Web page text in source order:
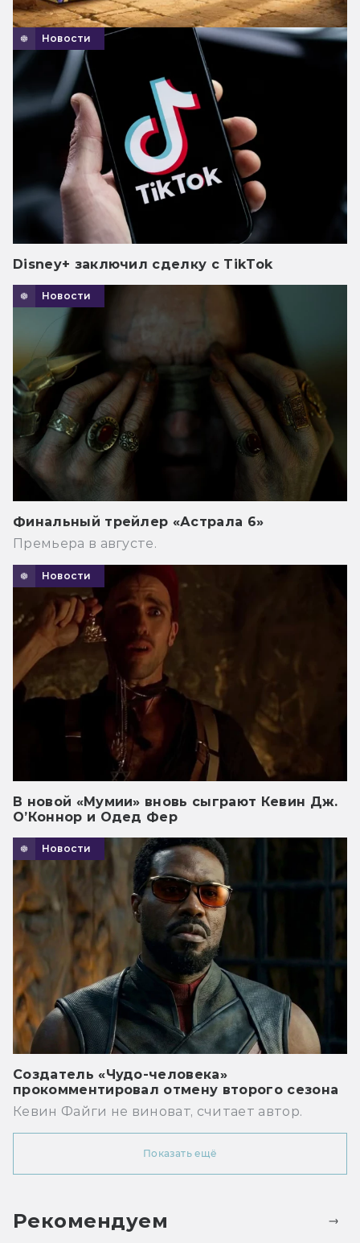
Новости
Disney+ заключил сделку с TikTok
Новости
Финальный трейлер «Астрала 6»
Премьера в августе.
Новости
В новой «Мумии» вновь сыграют Кевин Дж.
О’Коннор и Одед Фер
Новости
Создатель «Чудо-человека»
прокомментировал отмену второго сезона
Кевин Файги не виноват, считает автор.
Показать ещё
Рекомендуем